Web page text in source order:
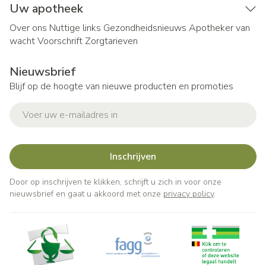
Uw apotheek
Over ons Nuttige links Gezondheidsnieuws Apotheker van
wachtVoorschrift Zorgtarieven
Nieuwsbrief
Blijf op de hoogte van nieuwe producten en promoties
Inschrijven
Door op inschrijven te klikken, schrijft u zich in voor onze
nieuwsbrief en gaat u akkoord met onze privacy policy.